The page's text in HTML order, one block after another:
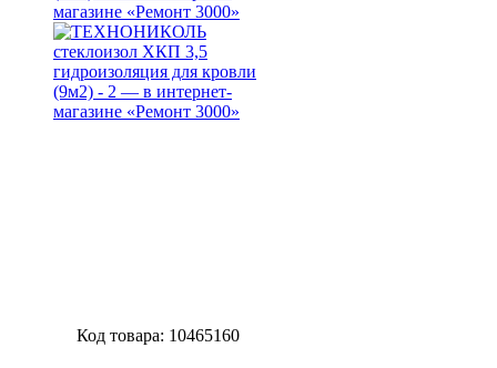
Код товара: 10465160